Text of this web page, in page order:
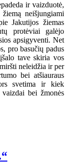
ir vaizduotė,
neišjungiami
Jakutijos žiemas
protėviai galėjo
apsigyventi. Net
pro basučių padus
tave skiria vos
neleidžia ir per
bei atšiauraus
svetima ir kiek
bei žmonės